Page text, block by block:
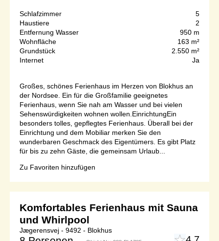
Schlafzimmer
5
Haustiere
2
Entfernung Wasser
950 m
Wohnfläche
163 m²
Grundstück
2.550 m²
Internet
Ja
Großes, schönes Ferienhaus im Herzen von Blokhus an
der Nordsee. Ein für die Großfamilie geeignetes
Ferienhaus, wenn Sie nah am Wasser und bei vielen
Sehenswürdigkeiten wohnen wollen.EinrichtungEin
besonders tolles, gepflegtes Ferienhaus. Überall bei der
Einrichtung und dem Mobiliar merken Sie den
wunderbaren Geschmack des Eigentümers. Es gibt Platz
für bis zu zehn Gäste, die gemeinsam Urlaub...
Zu Favoriten hinzufügen
Komfortables Ferienhaus mit Sauna
und Whirlpool
Jægerensvej - 9492 - Blokhus